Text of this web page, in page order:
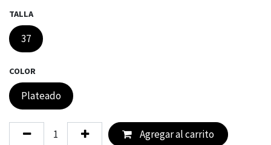
TALLA
37
COLOR
Plateado
Agregar al carrito